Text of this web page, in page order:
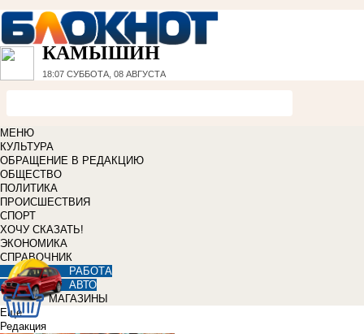
КАМЫШИН
18:07 СУББОТА, 08 АВГУСТА
МЕНЮ
КУЛЬТУРА
ОБРАЩЕНИЕ В РЕДАКЦИЮ
ОБЩЕСТВО
ПОЛИТИКА
ПРОИСШЕСТВИЯ
СПОРТ
ХОЧУ СКАЗАТЬ!
ЭКОНОМИКА
СПРАВОЧНИК
РАБОТА
АВТО
МАГАЗИНЫ
Еще
Редакция